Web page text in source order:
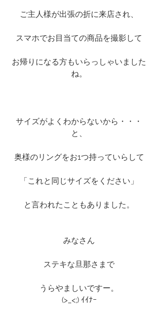
ご主人様が出張の折に来店され、
スマホでお目当ての商品を撮影して
お帰りになる方もいらっしゃいました
ね。
サイズがよくわからないから・・・
と、
奥様のリングをお1つ持っていらして
「これと同じサイズをください」
と言われたこともありました。
みなさん
ステキな旦那さまで
うらやましいですー。
(>_<;) ｲｲﾅｰ